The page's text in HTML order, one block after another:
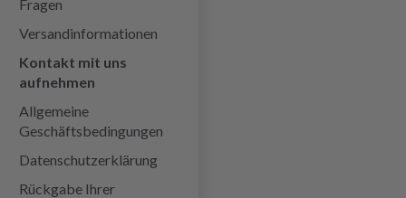
Fragen
Versandinformationen
Kontakt mit uns
aufnehmen
Allgemeine
Geschäftsbedingungen
Datenschutzerklärung
Rückgabe Ihrer